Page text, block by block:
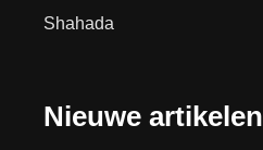
Shahada
Nieuwe artikelen